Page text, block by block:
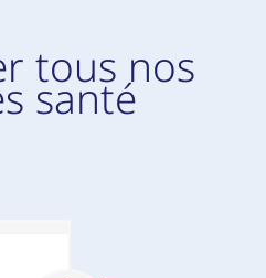
tous nos
santé